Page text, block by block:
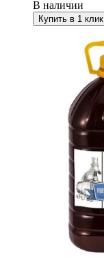
В наличии
Купить в 1 клик